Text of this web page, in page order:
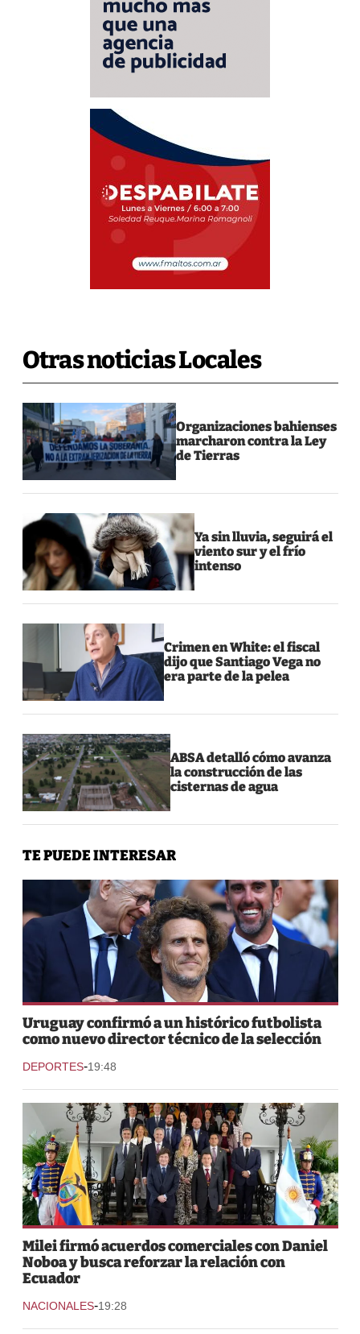
Otras noticias Locales
Organizaciones bahienses
marcharon contra la Ley
de Tierras
Ya sin lluvia, seguirá el
viento sur y el frío
intenso
Crimen en White: el fiscal
dijo que Santiago Vega no
era parte de la pelea
ABSA detalló cómo avanza
la construcción de las
cisternas de agua
TE PUEDE INTERESAR
Uruguay confirmó a un histórico futbolista
como nuevo director técnico de la selección
DEPORTES-19:48
Milei firmó acuerdos comerciales con Daniel
Noboa y busca reforzar la relación con
Ecuador
NACIONALES-19:28